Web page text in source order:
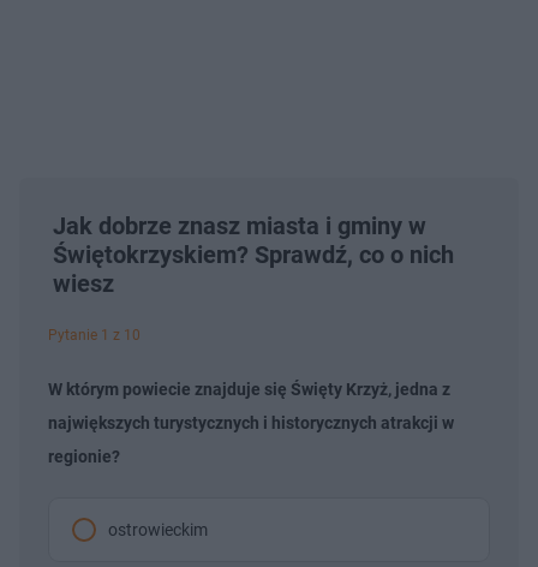
Jak dobrze znasz miasta i gminy w
Świętokrzyskiem? Sprawdź, co o nich
wiesz
Pytanie 1 z 10
W którym powiecie znajduje się Święty Krzyż, jedna z
największych turystycznych i historycznych atrakcji w
regionie?
ostrowieckim